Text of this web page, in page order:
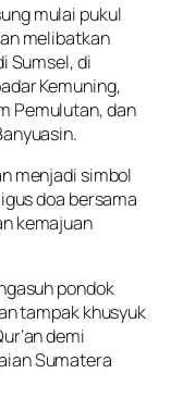
mulai pukul
melibatkan
Sumsel, di
Kemuning,
Pemulutan, dan
menjadi simbol
doa bersama
kemajuan
pondok
tampak khusyuk
demi
Sumatera